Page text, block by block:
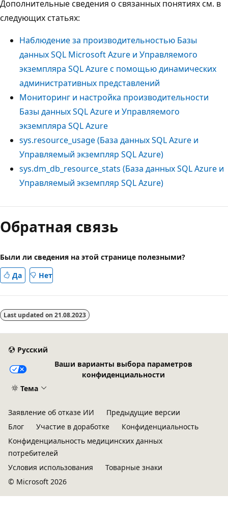
Дополнительные сведения о связанных понятиях см. в
следующих статьях:
Наблюдение за производительностью Базы
данных SQL Microsoft Azure и Управляемого
экземпляра SQL Azure с помощью динамических
административных представлений
Мониторинг и настройка производительности
Базы данных SQL Azure и Управляемого
экземпляра SQL Azure
sys.resource_usage (База данных SQL Azure и
Управляемый экземпляр SQL Azure)
sys.dm_db_resource_stats (База данных SQL Azure и
Управляемый экземпляр SQL Azure)
Обратная связь
Были ли сведения на этой странице полезными?
Да
Нет
Last updated on 21.08.2023
Русский
Ваши варианты выбора параметров
конфиденциальности
Тема
Заявление об отказе ИИ
Предыдущие версии
Блог
Участие в доработке
Конфиденциальность
Конфиденциальность медицинских данных
потребителей
Условия использования
Товарные знаки
© Microsoft 2026